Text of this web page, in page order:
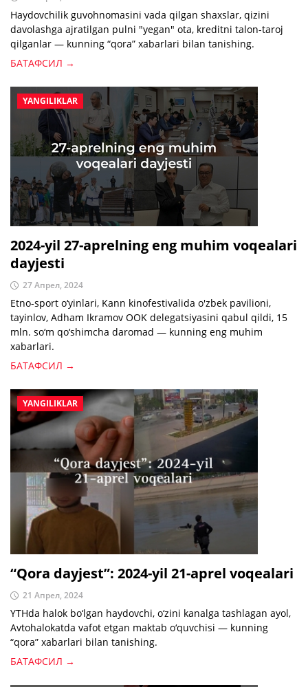
Haydovchilik guvohnomasini vada qilgan shaxslar, qizini
davolashga ajratilgan pulni "yegan" ota, kreditni talon-taroj
qilganlar — kunning “qora” xabarlari bilan tanishing.
БАТАФСИЛ →
YANGILIKLAR
2024-yil 27-aprelning eng muhim voqealari
dayjesti
27 Апрел, 2024
Etno-sport o‘yinlari, Kann kinofestivalida o'zbek pavilioni,
tayinlov, Adham Ikramov OOK delegatsiyasini qabul qildi, 15
mln. so‘m qo‘shimcha daromad — kunning eng muhim
xabarlari.
БАТАФСИЛ →
YANGILIKLAR
“Qora dayjest”: 2024-yil 21-aprel voqealari
21 Апрел, 2024
YTHda halok bo‘lgan haydovchi, o‘zini kanalga tashlagan ayol,
Avtohalokatda vafot etgan maktab o‘quvchisi — kunning
“qora” xabarlari bilan tanishing.
БАТАФСИЛ →